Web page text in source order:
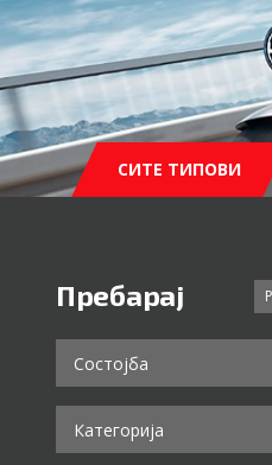
СИТЕ ТИПОВИ
Пребарај
Состојба
Категорија